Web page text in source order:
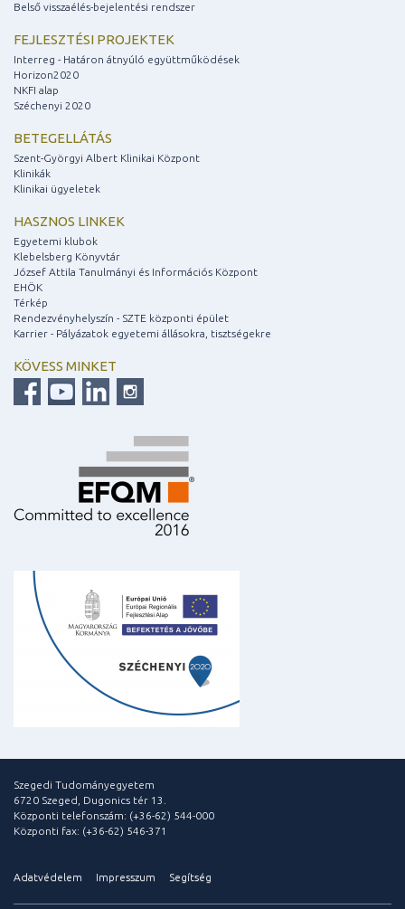
Belső visszaélés-bejelentési rendszer
FEJLESZTÉSI PROJEKTEK
Interreg - Határon átnyúló együttműködések
Horizon2020
NKFI alap
Széchenyi 2020
BETEGELLÁTÁS
Szent-Györgyi Albert Klinikai Központ
Klinikák
Klinikai ügyeletek
HASZNOS LINKEK
Egyetemi klubok
Klebelsberg Könyvtár
József Attila Tanulmányi és Információs Központ
EHÖK
Térkép
Rendezvényhelyszín - SZTE központi épület
Karrier - Pályázatok egyetemi állásokra, tisztségekre
KÖVESS MINKET
Szegedi Tudományegyetem
6720 Szeged, Dugonics tér 13.
Központi telefonszám: (+36-62) 544-000
Központi fax: (+36-62) 546-371
Adatvédelem Impresszum Segítség